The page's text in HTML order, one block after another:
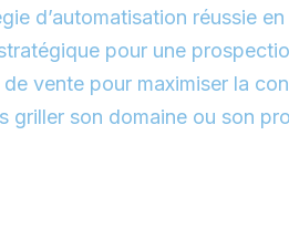
d’automatisation réussie
pour une
vente pour maximiser la
griller son domaine ou son